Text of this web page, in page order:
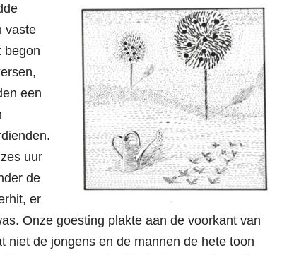
vaste
begon
een
uur
de
er
Onze goesting plakte aan de voorkant van
niet de jongens en de mannen de hete toon